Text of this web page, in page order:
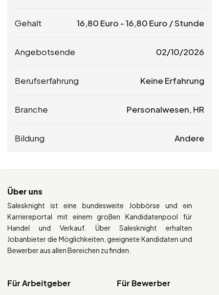
Gehalt 16,80 Euro -16,80 Euro / Stunde
Angebotsende 02/10/2026
Berufserfahrung Keine Erfahrung
Branche Personalwesen, HR
Bildung Andere
Über uns
Salesknight ist eine bundesweite Jobbörse und ein
Karriereportal mit einem großen Kandidatenpool für
Handel und Verkauf. Über Salesknight erhalten
Jobanbieter die Möglichkeiten, geeignete Kandidaten und
Bewerber aus allen Bereichen zu finden.
Für Arbeitgeber Für Bewerber